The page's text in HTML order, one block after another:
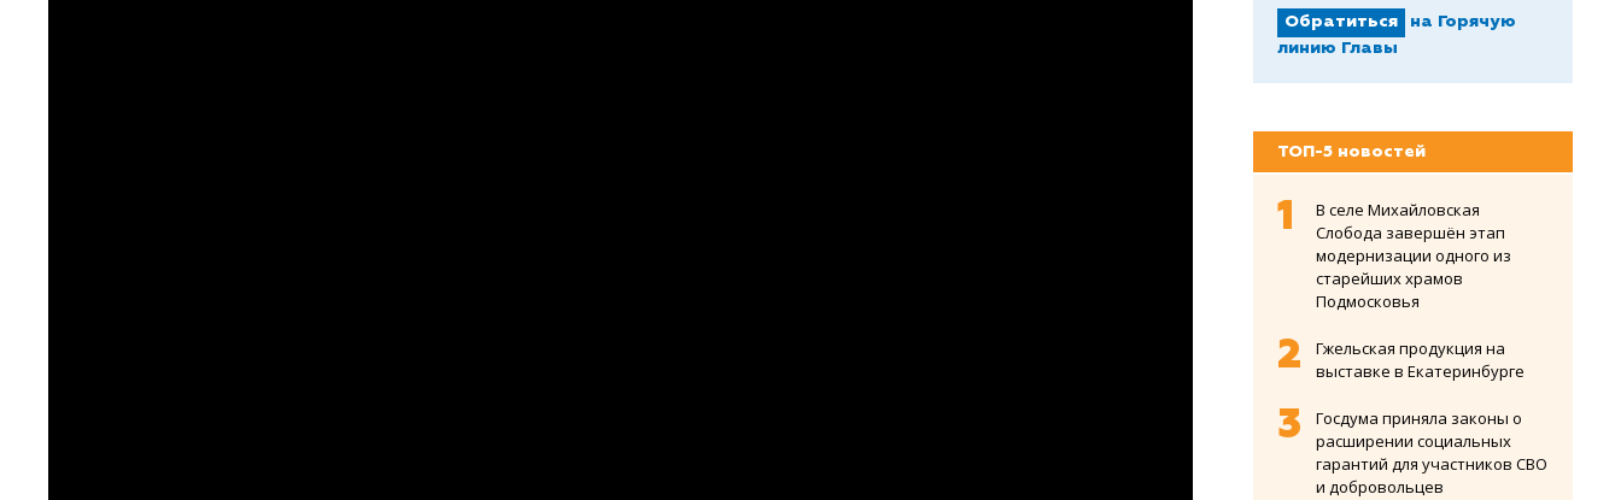
Обратиться
на Горячую
линию Главы
ТОП-5 новостей
В селе Михайловская
Слобода завершён этап
модернизации одного из
старейших храмов
Подмосковья
Гжельская продукция на
выставке в Екатеринбурге
Госдума приняла законы о
расширении социальных
гарантий для участников СВО
и добровольцев